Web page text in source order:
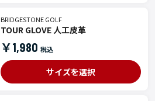
BRIDGESTONE GOLF
TOUR GLOVE 人工皮革
￥1,980
サイズを選択